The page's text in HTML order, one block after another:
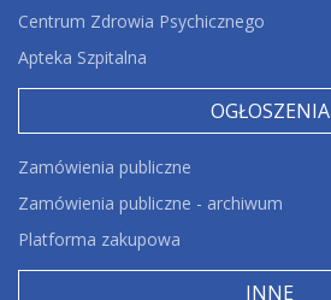
Centrum Zdrowia Psychicznego
Apteka Szpitalna
OGŁOSZENIA
Zamówienia publiczne
Zamówienia publiczne - archiwum
Platforma zakupowa
INNE